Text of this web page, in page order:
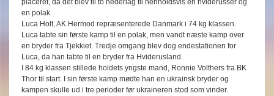
placeret, da det blev til to nederlag til henholdsvis en hviderusser og
en polak.
Luca Holt, AK Hermod repræsenterede Danmark i 74 kg klassen.
Luca tabte sin første kamp til en polak, men vandt næste kamp over
en bryder fra Tjekkiet. Tredje omgang blev dog endestationen for
Luca, da han tabte til en bryder fra Hviderusland.
I 84 kg klassen stillede holdets yngste mand, Ronnie Volthers fra BK
Thor til start. I sin første kamp mødte han en ukrainsk bryder og
kampen skulle ud i tre perioder før ukraineren stod som vinder.